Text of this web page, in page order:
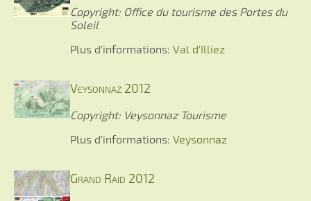
Copyright: Office du tourisme des Portes du
Soleil
Plus d'informations: Val d'Illiez
Veysonnaz 2012
Copyright: Veysonnaz Tourisme
Plus d'informations: Veysonnaz
Grand Raid 2012